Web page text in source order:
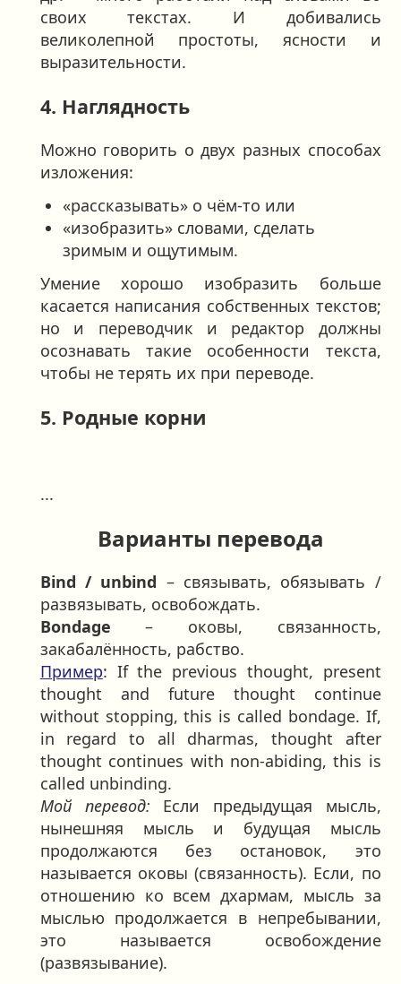
своих текстах. И добивались
великолепной простоты, ясности и
выразительности.
4. Наглядность
Можно говорить о двух разных способах
изложения:
«рассказывать» о чём-то или
«изобразить» словами, сделать
зримым и ощутимым.
Умение хорошо изобразить больше
касается написания собственных текстов;
но и переводчик и редактор должны
осознавать такие особенности текста,
чтобы не терять их при переводе.
5. Родные корни
...
Варианты перевода
Bind / unbind – связывать, обязывать /
развязывать, освобождать.
Bondage – оковы, связанность,
закабалённость, рабство.
Пример: If the previous thought, present
thought and future thought continue
without stopping, this is called bondage. If,
in regard to all dharmas, thought after
thought continues with non-abiding, this is
called unbinding.
Мой перевод: Если предыдущая мысль,
нынешняя мысль и будущая мысль
продолжаются без остановок, это
называется оковы (связанность). Если, по
отношению ко всем дхармам, мысль за
мыслью продолжается в непребывании,
это называется освобождение
(развязывание).